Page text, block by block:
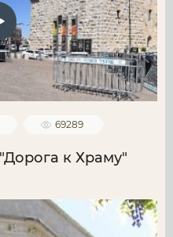
69289
к Храму"